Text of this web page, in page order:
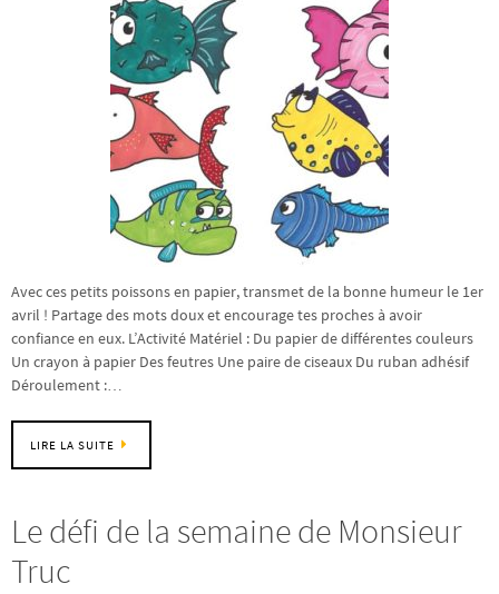
Avec ces petits poissons en papier, transmet de la bonne humeur le 1er
avril ! Partage des mots doux et encourage tes proches à avoir
confiance en eux. L’Activité Matériel : Du papier de différentes couleurs
Un crayon à papier Des feutres Une paire de ciseaux Du ruban adhésif
Déroulement :…
LIRE LA SUITE
Le défi de la semaine de Monsieur
Truc